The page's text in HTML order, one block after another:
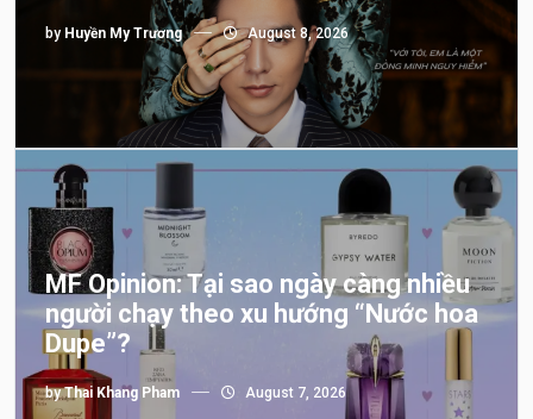
by Huyền My Trương August 8, 2026
MF Opinion: Tại sao ngày càng nhiều
người chạy theo xu hướng “Nước hoa
Dupe”?
byThai Khang Pham August 7, 2026